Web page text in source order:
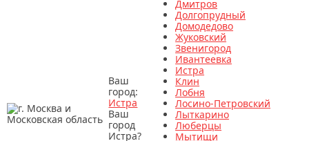
Ваш
город:
Истра
Ваш
город
Истра?
Дмитров
Долгопрудный
Домодедово
Жуковский
Звенигород
Ивантеевка
Истра
Клин
Лобня
Лосино-Петровский
Лыткарино
Люберцы
Мытищи